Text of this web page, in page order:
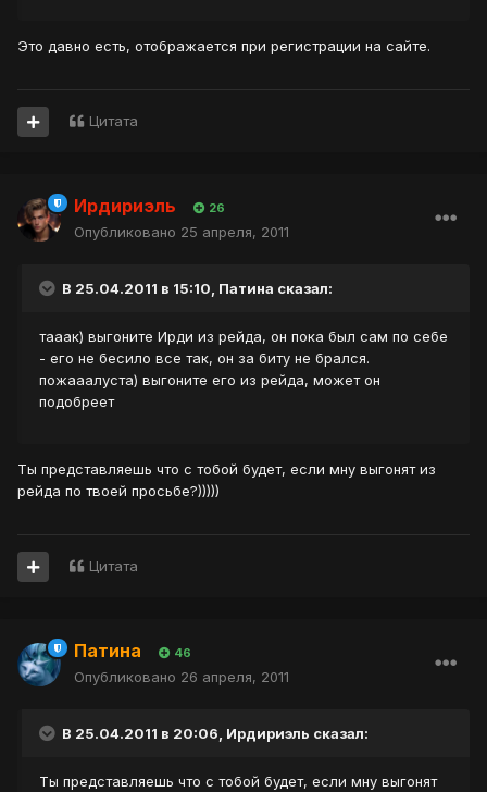
Это давно есть, отображается при регистрации на сайте.
Цитата
Ирдириэль 26
Опубликовано 25 апреля, 2011
В 25.04.2011 в 15:10, Патина сказал:
тааак) выгоните Ирди из рейда, он пока был сам по себе
- его не бесило все так, он за биту не брался.
пожааалуста) выгоните его из рейда, может он
подобреет
Ты представляешь что с тобой будет, если мну выгонят из
рейда по твоей просьбе?)))))
Цитата
Патина 46
Опубликовано 26 апреля, 2011
В 25.04.2011 в 20:06, Ирдириэль сказал:
Ты представляешь что с тобой будет, если мну выгонят